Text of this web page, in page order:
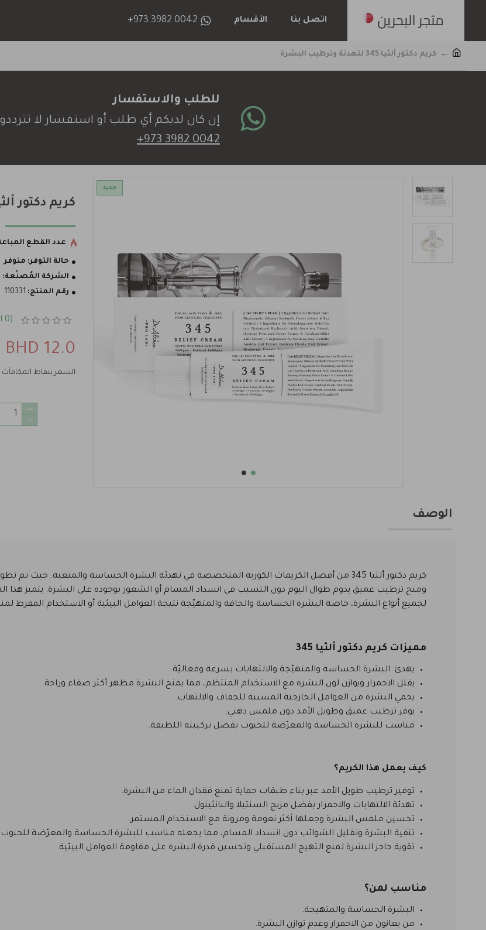
اتصل بنا الأقسام +973 3982 0042
كريم دكتور ألثيا 345 لتهدئة وترطيب البشرة
للطلب والاستفسار
إن كان لديكم أي طلب أو استفسار لا
+973 3982 0042
جديد
كريم دكتور ألثيا 345 لتهدئة وترطيب
حالة التوفر: متوفر
الشركة المُصنّعة:
رقم المنتج: 110331
عدد القطع المباعة
(0 التقييمات)
12.0 BHD
السعر بنقاط المكافآت :
الوصف
كريم دكتور ألثيا 345 من أفضل الكريمات الكورية المتخصصة في تهدئة البشرة الحساسة والمتعبة. حيث
ومنح ترطيب عميق يدوم طوال اليوم دون التسبب في انسداد المسام أو الشعور بوجوده على البشرة. يتميز
لجميع أنواع البشرة، خاصة البشرة الحساسة والجافة والمتهيّجة نتيجة العوامل البيئية أو الاستخدام المفرط
مميزات كريم دكتور ألثيا 345
يهدئ البشرة الحساسة والمتهيّجة والالتهابات بسرعة وفعاليّة.
يقلل الاحمرار ويوازن لون البشرة مع الاستخدام المنتظم، مما يمنح البشرة مظهر أكثر صفاء وراحة.
يحمي البشرة من العوامل الخارجية المسببة للجفاف والالتهاب.
يوفر ترطيب عميق وطويل الأمد دون ملمس دهني.
مناسب للبشرة الحساسة والمعرّضة للحبوب بفضل تركيبته اللطيفة.
كيف يعمل هذا الكريم؟
توفير ترطيب طويل الأمد عبر بناء طبقات حماية تمنع فقدان الماء من البشرة.
تهدئة الالتهابات والاحمرار بفضل مزيج السنتيلا والبانثينول.
تحسين ملمس البشرة وجعلها أكثر نعومة ومرونة مع الاستخدام المستمر.
تنقية البشرة وتقليل الشوائب دون انسداد المسام، مما يجعله مناسب للبشرة الحساسة والمعرّضة للحبوب.
تقوية حاجز البشرة لمنع التهيج المستقبلي وتحسين قدرة البشرة على مقاومة العوامل البيئية.
مناسب لمن؟
البشرة الحساسة والمتهيجة.
من يعانون من الاحمرار وعدم توازن البشرة.